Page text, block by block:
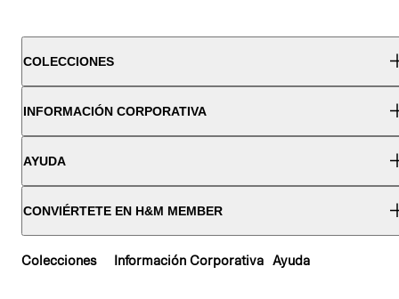
COLECCIONES
INFORMACIÓN CORPORATIVA
AYUDA
CONVIÉRTETE EN H&M MEMBER
Colecciones Información Corporativa Ayuda